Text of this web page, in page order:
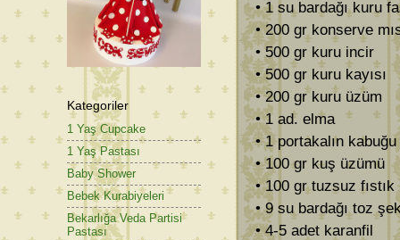
• 1 su bardağı kuru
• 200 gr konserve
• 500 gr kuru incir
• 500 gr kuru kayısı
• 200 gr kuru üzüm
• 1 ad. elma
• 1 portakalın kabuğu
• 100 gr kuş üzümü
• 100 gr tuzsuz fıstık
• 9 su bardağı toz
• 4-5 adet karanfil
Kategoriler
1 Yaş Cupcake
1 Yaş Pastası
Baby Shower
Bebek Kurabiyeleri
Bekarlığa Veda Partisi
Pastası